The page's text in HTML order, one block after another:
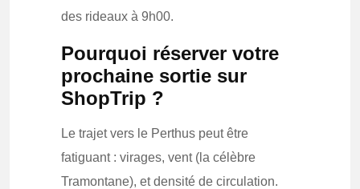
des rideaux à 9h00.
Pourquoi réserver votre
prochaine sortie sur
ShopTrip ?
Le trajet vers le Perthus peut être
fatiguant : virages, vent (la célèbre
Tramontane), et densité de circulation.